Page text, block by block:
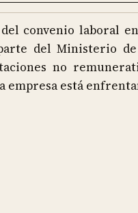
convenio laboral
del Ministerio
no
empresa está